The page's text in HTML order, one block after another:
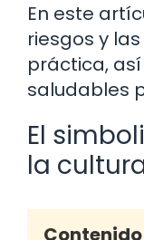
En este
riesgos y
práctica,
saludables
El
la